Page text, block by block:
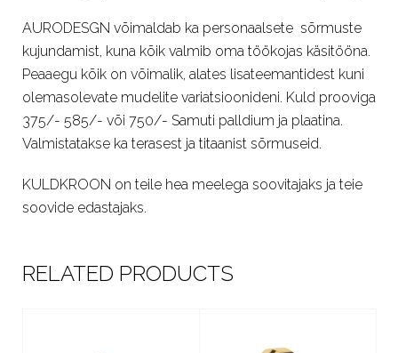
AURODESGN võimaldab ka personaalsete sõrmuste
kujundamist, kuna kõik valmib oma töökojas käsitööna.
Peaaegu kõik on võimalik, alates lisateemantidest kuni
olemasolevate mudelite variatsioonideni. Kuld prooviga
375/- 585/- või 750/- Samuti palldium ja plaatina.
Valmistatakse ka terasest ja titaanist sõrmuseid.
KULDKROON on teile hea meelega soovitajaks ja teie
soovide edastajaks.
RELATED PRODUCTS